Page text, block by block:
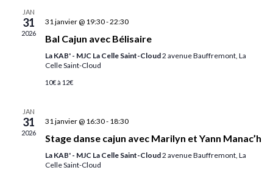
JAN
31
2026
31 janvier @ 19:30-22:30
Bal Cajun avec Bélisaire
La KAB' - MJC La Celle Saint-Cloud2 avenue Bauffremont, La
Celle Saint-Cloud
10€ à 12€
JAN
31
2026
31 janvier @ 16:30- 18:30
Stage danse cajun avec Marilyn et Yann Manac’h
La KAB' - MJC La Celle Saint-Cloud2 avenue Bauffremont, La
Celle Saint-Cloud